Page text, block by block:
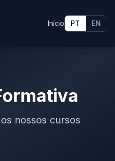
Início PT EN
nossos cursos